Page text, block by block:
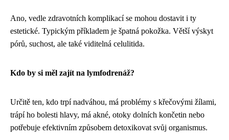
Ano, vedle zdravotních komplikací se mohou dostavit i ty
estetické. Typickým příkladem je špatná pokožka. Větší výskyt
pórů, suchost, ale také viditelná celulitida.
Kdo by si měl zajít na lymfodrenáž?
Určitě ten, kdo trpí nadváhou, má problémy s křečovými žílami,
trápí ho bolesti hlavy, má akné, otoky dolních končetin nebo
potřebuje efektivním způsobem detoxikovat svůj organismus.